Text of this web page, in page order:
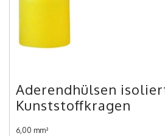
Aderendhülsen
Kunststoffkragen
6,00 mm²